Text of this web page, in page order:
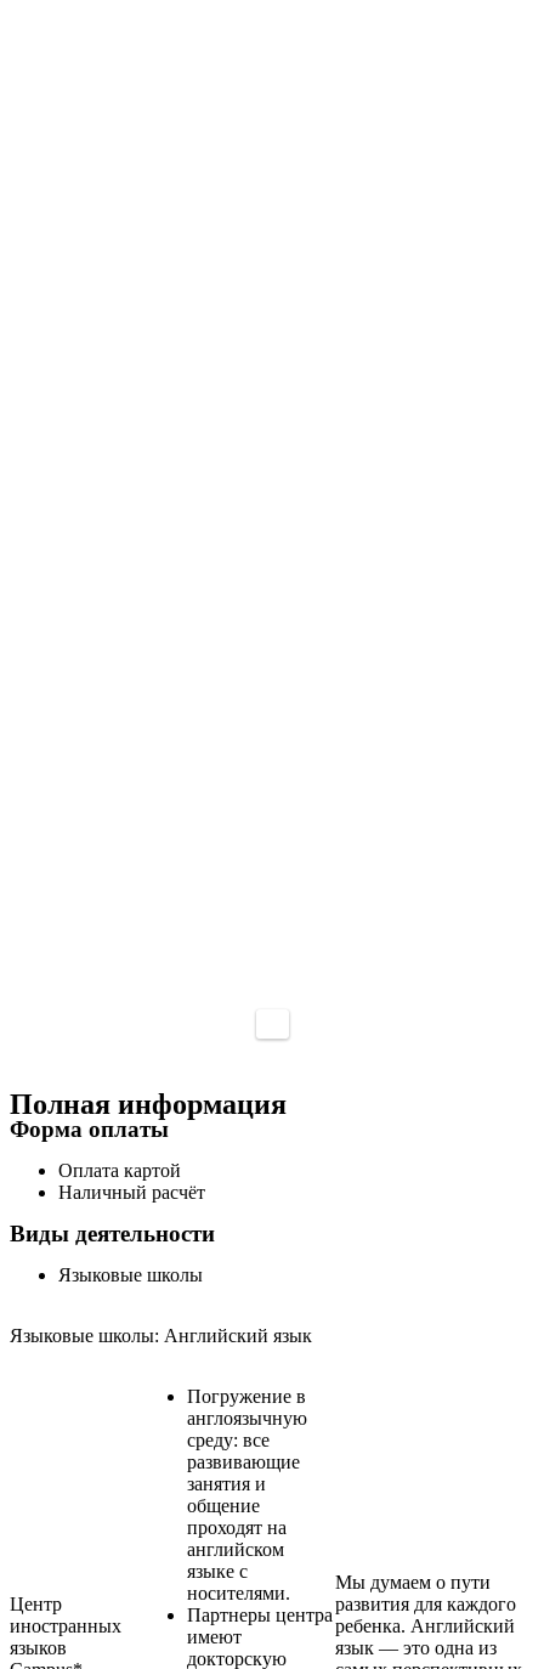
Полная информация
Форма оплаты
Оплата картой
Наличный расчёт
Виды деятельности
Языковые школы
Языковые школы: Английский язык
Центр
иностранных
языков
Погружение в
англоязычную
среду: все
развивающие
занятия и
общение
проходят на
английском
языке с
носителями.
Партнеры центра
имеют
докторскую
Мы думаем о пути
развития для каждого
ребенка. Английский
язык — это одна из